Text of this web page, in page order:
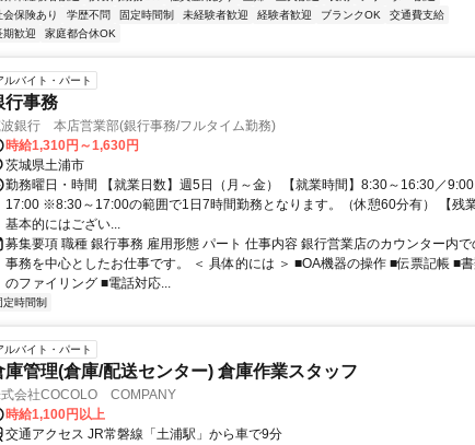
会保険あり
学歴不問 固定時間制 未経験者歓迎 経験者歓迎 ブランクOK
交通費支給
期歓迎
家庭都合休OK
ルバイト・パート
行事務
銀行 本店営業部(銀行事務/フルタイム勤務)
時給1,310円～1,630円
茨城県土浦市
勤務曜日・時間 【就業日数】週5日（月～金） 【就業時間】8:30～16:30／9:00
17:00 ※8:30～17:00の範囲で1日7時間勤務となります。（休憩60分有） 【残業
基本的にはござい...
募集要項 職種 銀行事務 雇用形態 パート 仕事内容 銀行営業店のカウンター内で
事務を中心としたお仕事です。 ＜ 具体的には ＞ ■OA機器の操作 ■伝票記帳 ■
のファイリング ■電話対応...
定時間制
ルバイト・パート
庫管理(倉庫/配送センター) 倉庫作業スタッフ
会社COCOLO COMPANY
時給1,100円以上
交通アクセス JR常磐線「土浦駅」から車で9分